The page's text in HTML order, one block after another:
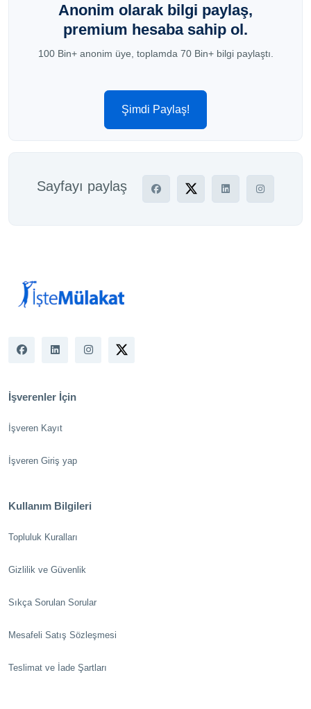
Anonim olarak bilgi paylaş,
premium hesaba sahip ol.
100 Bin+ anonim üye, toplamda 70 Bin+ bilgi paylaştı.
Şimdi Paylaş!
Sayfayı paylaş
İşverenler İçin
İşveren Kayıt
İşveren Giriş yap
Kullanım Bilgileri
Topluluk Kuralları
Gizlilik ve Güvenlik
Sıkça Sorulan Sorular
Mesafeli Satış Sözleşmesi
Teslimat ve İade Şartları